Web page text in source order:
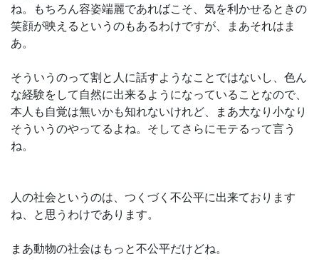
ね。もちろん容姿端麗であればこそ、気を利かせるときの
笑顔が映えるというのもあるわけですが、まあそれはま
あ。
そういうのって割と人に話すようなことではないし、色ん
な経験をして自然に出来るようになっていることなので、
本人も自覚は無いかも知れないけれど、まあ大なり小なり
そういうのやってるよね。そしてさらにモテるって言う
ね。
人の社会というのは、つくづく不公平に出来ております
ね、と思うわけであります。
まあ動物の社会はもっと不公平だけどね。